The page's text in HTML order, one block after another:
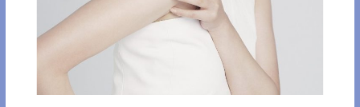
ZOZOTOWNで購入する